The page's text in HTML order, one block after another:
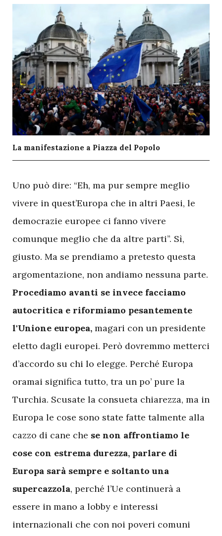
La manifestazione a Piazza del Popolo
Uno può dire: “Eh, ma pur sempre meglio
vivere in quest’Europa che in altri Paesi, le
democrazie europee ci fanno vivere
comunque meglio che da altre parti”. Sì,
giusto. Ma se prendiamo a pretesto questa
argomentazione, non andiamo nessuna parte.
Procediamo avanti se invece facciamo
autocritica e riformiamo pesantemente
l'Unione europea, magari con un presidente
eletto dagli europei. Però dovremmo metterci
d’accordo su chi lo elegge. Perché Europa
oramai significa tutto, tra un po’ pure la
Turchia. Scusate la consueta chiarezza, ma in
Europa le cose sono state fatte talmente alla
cazzo di cane che se non affrontiamo le
cose con estrema durezza, parlare di
Europa sarà sempre e soltanto una
supercazzola, perché l’Ue continuerà a
essere in mano a lobby e interessi
internazionali che con noi poveri comuni